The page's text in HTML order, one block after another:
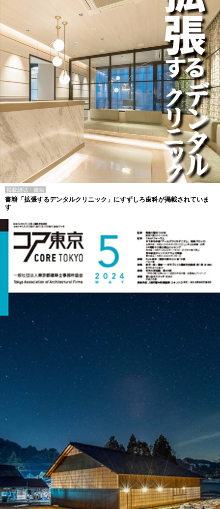
掲載雑誌・書籍
書籍「拡張するデンタルクリニック」にすずしろ歯科が掲載されていま
す